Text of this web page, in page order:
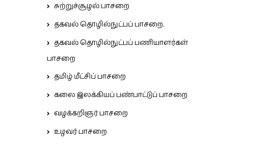
சுற்றுச்சூழல் பாசறை
தகவல் தொழில்நுட்பப் பாசறை.
தகவல் தொழில்நுட்பப் பணியாளர்கள்
பாசறை
தமிழ் மீட்சிப் பாசறை
கலை இலக்கியப் பண்பாட்டுப் பாசறை
வழக்கறிஞர் பாசறை
உழவர் பாசறை